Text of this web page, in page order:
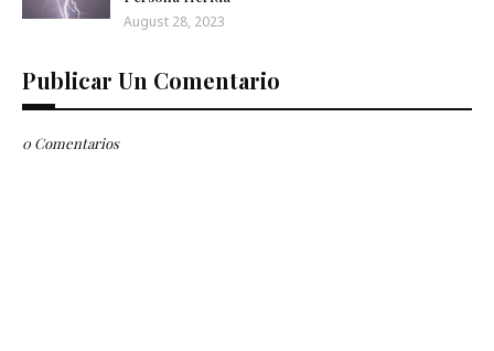
August 28, 2023
Publicar Un Comentario
0 Comentarios